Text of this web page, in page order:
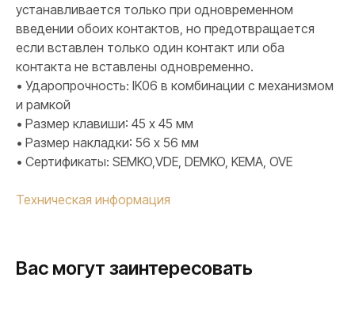
устанавливается только при одновременном
введении обоих контактов, но предотвращается
если вставлен только один контакт или оба
контакта не вставлены одновременно.
• Ударопрочность: IK06 в комбинации с механизмом
и рамкой
• Размер клавиши: 45 х 45 мм
• Размер накладки: 56 х 56 мм
• Сертификаты: SEMKO,VDE, DEMKO, KEMA, OVE
Техническая информация
Вас могут заинтересовать